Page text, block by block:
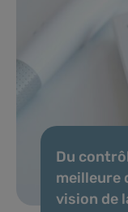
Du
meilleure
vision de